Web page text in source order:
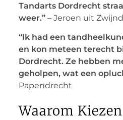
Tandarts Dordrecht
weer.”– Jeroen uit
“Ik had een
en kon meteen terecht
Dordrecht. Ze hebben
geholpen, wat een
Papendrecht
Waarom